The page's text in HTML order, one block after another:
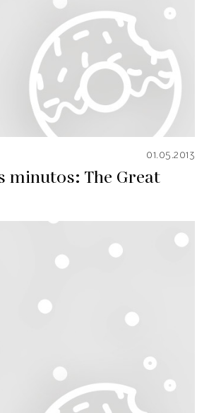
01.05.2013
minutos: The Great